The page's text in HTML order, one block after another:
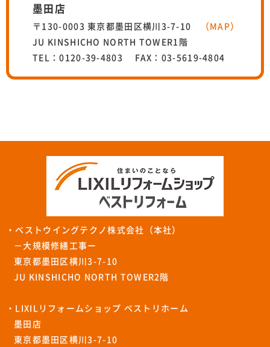
墨田店
〒130-0003 東京都墨田区横川3-7-10
（MAP）
JU KINSHICHO NORTH TOWER1階
TEL：0120-39-4803 FAX：03-5619-4804
・ベストウイングテクノ株式会社（本社）
－大規模修繕工事ー
東京都墨田区横川3-7-10
JU KINSHICHO NORTH TOWER2階
・LIXILリフォームショップ ベストリホーム
墨田店
東京都墨田区横川3-7-10